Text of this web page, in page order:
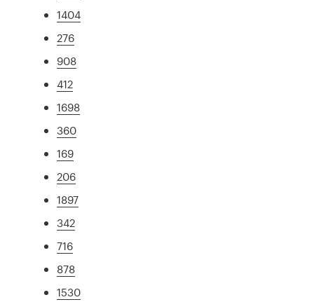
1404
276
908
412
1698
360
169
206
1897
342
716
878
1530